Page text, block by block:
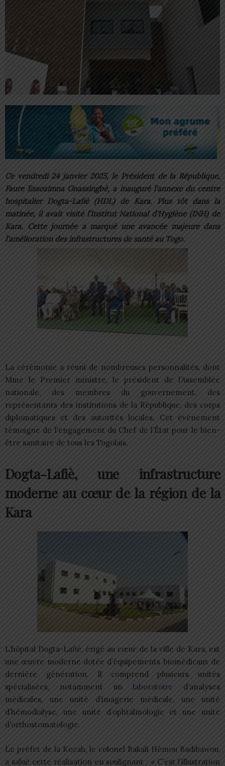
Ce vendredi 24 janvier 2025, le Président de la République,
Faure Essozimna Gnassingbé, a inauguré l’annexe du centre
hospitalier Dogta-Lafiè (HDL) de Kara. Plus tôt dans la
matinée, il avait visité l’Institut National d’Hygiène (INH) de
Kara. Cette journée a marqué une avancée majeure dans
l’amélioration des infrastructures de santé au Togo.
La cérémonie a réuni de nombreuses personnalités, dont
Mme le Premier ministre, le président de l’Assemblée
nationale, des membres du gouvernement, des
représentants des institutions de la République, des corps
diplomatiques et des autorités locales. Cet événement
témoigne de l’engagement du Chef de l’État pour le bien-
être sanitaire de tous les Togolais.
Dogta-Lafiè, une infrastructure
moderne au cœur de la région de la
Kara
L’hôpital Dogta-Lafiè, érigé au cœur de la ville de Kara, est
une œuvre moderne dotée d’équipements biomédicaux de
dernière génération. Il comprend plusieurs unités
spécialisées, notamment unlaboratoire d’analyses
médicales, une unité d’imagerie médicale, une unité
d’hémodialyse, une unité d’ophtalmologie et une unité
d’orthostomatologie.
Le préfet de la Kozah, le colonel Bakali Hèmou Badibawou,
a salué cette réalisation en soulignant : « C’est l’illustration